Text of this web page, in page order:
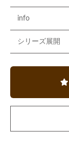
info
シリーズ展開